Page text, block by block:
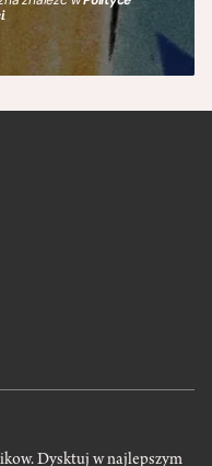
.
Dysktuj w najlepszym